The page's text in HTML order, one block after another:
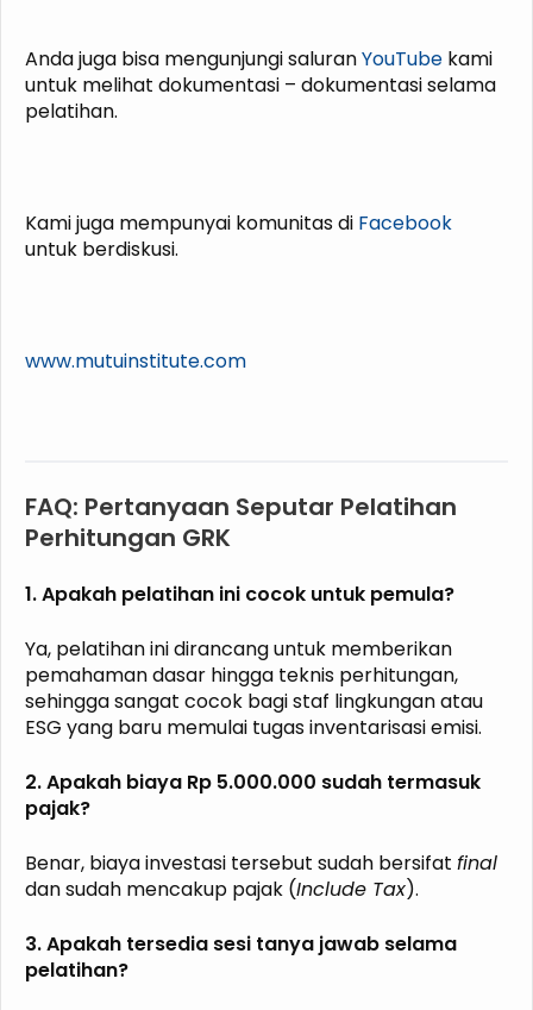
Anda juga bisa mengunjungi saluranYouTube kami
untuk melihat dokumentasi – dokumentasi selama
pelatihan.
Kami juga mempunyai komunitas di Facebook
untuk berdiskusi.
www.mutuinstitute.com
FAQ: Pertanyaan Seputar Pelatihan
Perhitungan GRK
1. Apakah pelatihan ini cocok untuk pemula?
Ya, pelatihan ini dirancang untuk memberikan
pemahaman dasar hingga teknis perhitungan,
sehingga sangat cocok bagi staf lingkungan atau
ESG yang baru memulai tugas inventarisasi emisi.
2. Apakah biaya Rp 5.000.000 sudah termasuk
pajak?
Benar, biaya investasi tersebut sudah bersifat final
dan sudah mencakup pajak (Include Tax).
3. Apakah tersedia sesi tanya jawab selama
pelatihan?